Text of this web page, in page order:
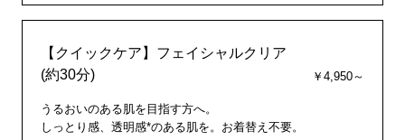
【クイックケア】フェイシャルクリア
(約30分)
￥4,950～
うるおいのある肌を目指す方へ。
しっとり感、透明感*のある肌を。お着替え不要。